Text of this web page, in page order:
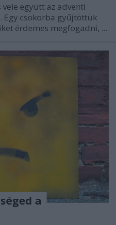
vele együtt az adventi
Egy csokorba gyűjtöttük
érdemes megfogadni, ...
a